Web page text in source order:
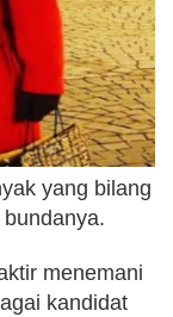
yang bilang
menemani
kandidat